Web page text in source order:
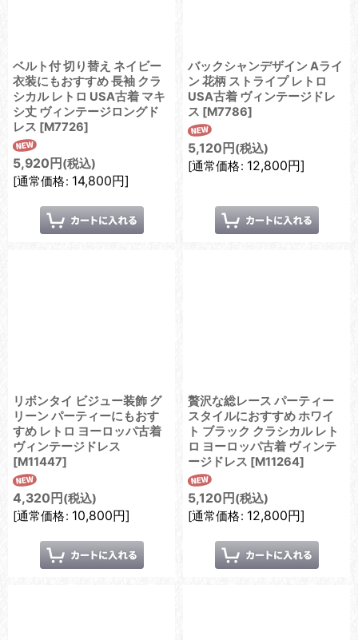
ベルト付 切り替え ネイビー
衣装にもおすすめ 長袖 クラ
シカル レトロ USA古着 マキ
シ丈 ヴィンテージロングド
レス [M7726]
5,920 円 (税込)
[通常価格: 14,800円]
バックシャンデザイン Aライ
ン 花柄 ストライプ レトロ
USA古着 ヴィンテージドレ
ス [M7786]
5,120 円 (税込)
[通常価格: 12,800円]
リボンタイ ビジュー装飾 グ
リーン パーティーにもおす
すめ レトロ ヨーロッパ古着
ヴィンテージドレス
[M11447]
4,320 円 (税込)
[通常価格: 10,800円]
贅沢な総レース パーティー
スタイルにおすすめ ホワイ
ト ブラック クラシカル レト
ロ ヨーロッパ古着 ヴィンテ
ージドレス [M11264]
5,120 円 (税込)
[通常価格: 12,800円]